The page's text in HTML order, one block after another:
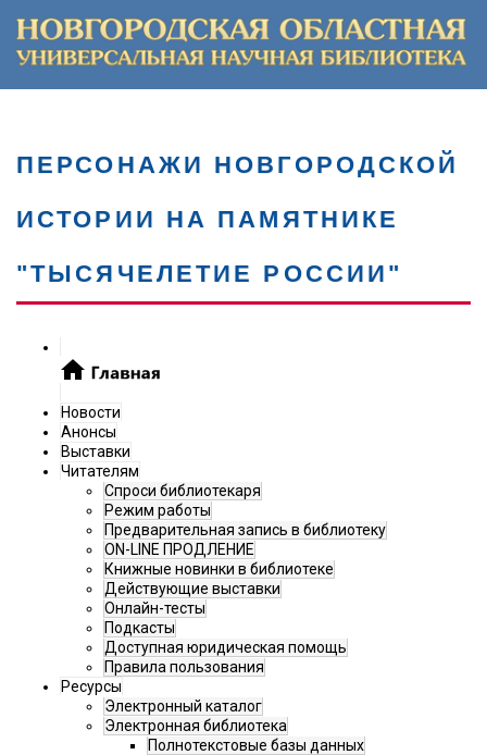
ПЕРСОНАЖИ НОВГОРОДСКОЙ
ИСТОРИИ НА ПАМЯТНИКЕ
"ТЫСЯЧЕЛЕТИЕ РОССИИ"
Новости
Анонсы
Выставки
Читателям
Спроси библиотекаря
Режим работы
Предварительная запись в библиотеку
ON-LINE ПРОДЛЕНИЕ
Книжные новинки в библиотеке
Действующие выставки
Онлайн-тесты
Подкасты
Доступная юридическая помощь
Правила пользования
Ресурсы
Электронный каталог
Электронная библиотека
Полнотекстовые базы данных